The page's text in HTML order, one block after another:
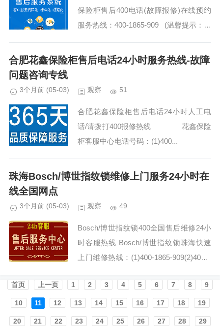
保险柜售后400电话(故障报修)在线预约
服务热线：400-1865-909 (温馨提示：即
全国 可狄保险...
合肥花鑫保险柜售后电话24小时服务热线-故障
问题咨询专线
3个月前 (05-03) 观察 51
合肥花鑫保险柜售后电话24小时人工电
话/请拨打400报修热线 花鑫保险
柜客服中心电话号码：(1)400...
珠海Bosch/博世指纹锁维修上门服务24小时在
线全国网点
3个月前 (05-03) 观察 49
Bosch/博世指纹锁400全国售后维修24小
时客服热线 Bosch/博世指纹锁珠海快速
上门维修热线：(1)400-1865-909(2)400-1
首页️ 上一页 1 2 3 4 5 6 7 8 9
10 11 12 13 14 15 16 17 18 19
20 21 22 23 24 25 26 27 28 29